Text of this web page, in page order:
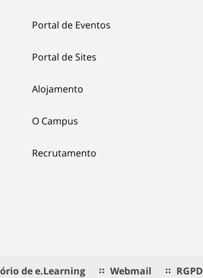
Portal de Eventos
Portal de Sites
Alojamento
O Campus
Recrutamento
de e.Learning Webmail RGPD